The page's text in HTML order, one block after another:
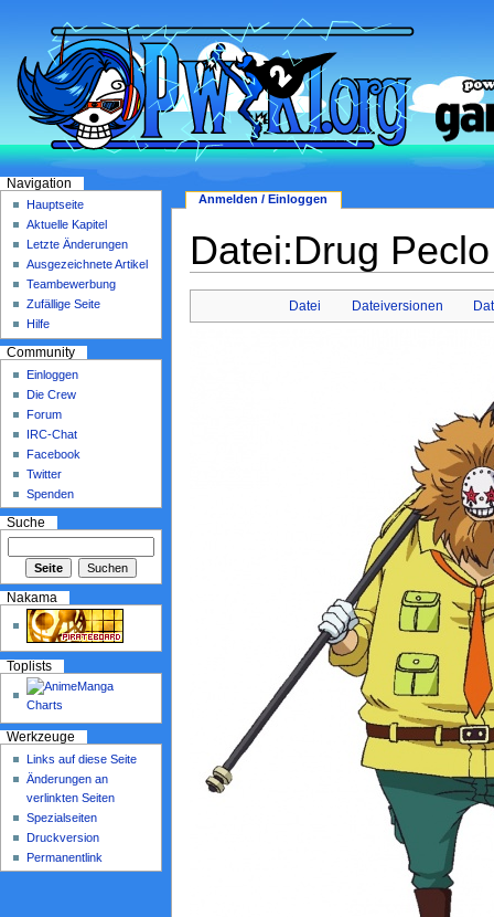
Datei:Drug
Datei Dateiversionen
Anmelden / Einloggen
Navigation
Hauptseite
Aktuelle Kapitel
Letzte Änderungen
Ausgezeichnete Artikel
Teambewerbung
Zufällige Seite
Hilfe
Community
Einloggen
Die Crew
Forum
IRC-Chat
Facebook
Twitter
Spenden
Suche
Nakama
Toplists
Werkzeuge
Links auf diese Seite
Änderungen an
verlinkten Seiten
Spezialseiten
Druckversion
Permanentlink